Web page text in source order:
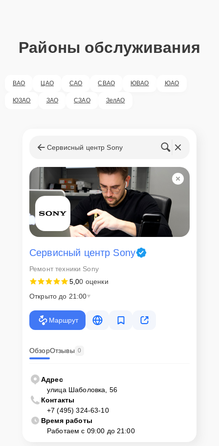
Районы обслуживания
ВАО ЦАО САО СВАО ЮВАО ЮАО
ЮЗАО ЗАО СЗАО ЗелАО
Сервисный центр Sony
Сервисный центр Sony
Ремонт техники Sony
5,00 оценки
Открыто до 21:00
Маршрут
ОбзорОтзывы 0
Адрес
улица Шаболовка, 56
Контакты
+7 (495) 324-63-10
Время работы
Работаем с 09:00 до 21:00